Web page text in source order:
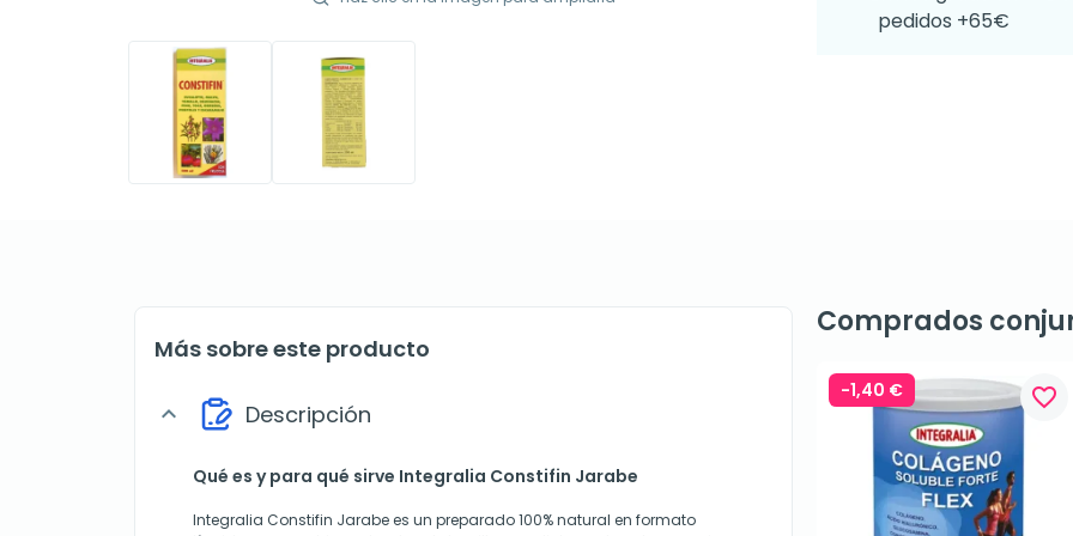
pedidos +65€
Más sobre este producto
expand_more Descripción
Qué es y para qué sirve Integralia Constifin Jarabe
Integralia Constifin Jarabe es un preparado 100% natural en formato
Comprados
-1,40 € favorite_border